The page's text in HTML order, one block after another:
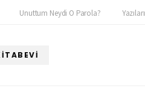
Unuttum Neydi O Parola?